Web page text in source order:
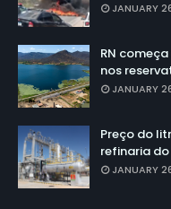
JANUARY
RN
nos
JANUARY
Preço do
refinaria do
JANUARY